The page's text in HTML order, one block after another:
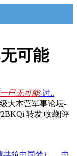
可能
已无可能-讨..
大本营军事论坛-
转发|收藏|评